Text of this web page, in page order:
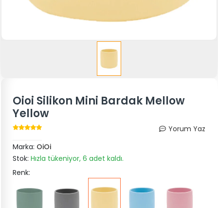
Oioi Silikon Mini Bardak Mellow
Yellow
Yorum Yaz
Marka: OiOi
Stok: Hızla tükeniyor, 6 adet kaldı.
Renk: